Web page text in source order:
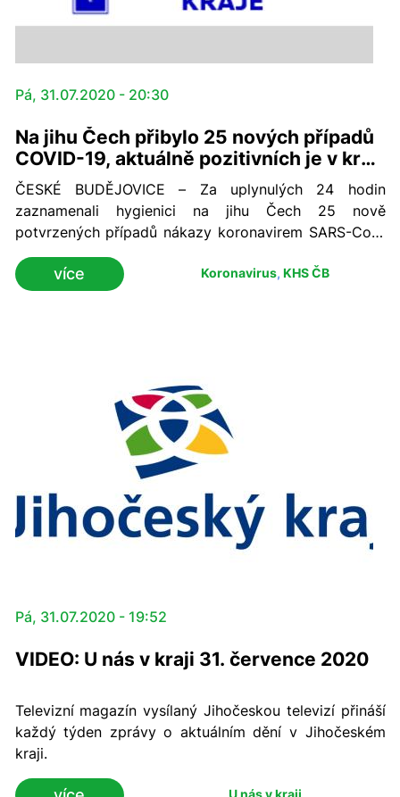
Pá, 31.07.2020 - 20:30
Na jihu Čech přibylo 25 nových případů
COVID-19, aktuálně pozitivních je v kraji
135 osob
ČESKÉ BUDĚJOVICE – Za uplynulých 24 hodin
zaznamenali hygienici na jihu Čech 25 nově
potvrzených případů nákazy koronavirem SARS-CoV-
2. Kumulativní počet nemocných s diagnózou COVID-
19 se tak k páteční 18. hodině v regionu zvýšil na 340.
Vyléčených je nyní v jižních Čechách 199 a aktuálně
více Koronavirus,KHS ČB
Pá, 31.07.2020 - 19:52
VIDEO: U nás v kraji 31. července 2020
Televizní magazín vysílaný Jihočeskou televizí přináší
každý týden zprávy o aktuálním dění v Jihočeském
kraji.